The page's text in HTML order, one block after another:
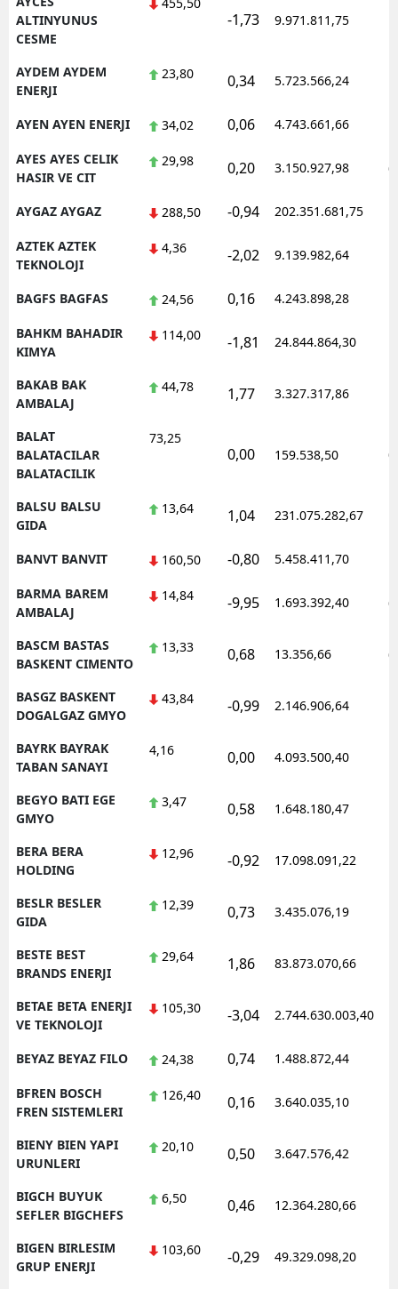
ALTINYUNUS
CESME
-1,73 9.971.811,75
AYDEM AYDEM
ENERJI
23,80 0,34 5.723.566,24
AYEN AYEN ENERJI 34,02 0,06 4.743.661,66
AYES AYES CELIK
HASIR VE CIT
29,98 0,20 3.150.927,98
AYGAZ AYGAZ 288,50 -0,94 202.351.681,75
AZTEK AZTEK
TEKNOLOJI
4,36 -2,02 9.139.982,64
BAGFS BAGFAS 24,56 0,16 4.243.898,28
BAHKM BAHADIR
KIMYA
114,00 -1,81 24.844.864,30
BAKAB BAK
AMBALAJ
44,78 1,77 3.327.317,86
BALAT
BALATACILAR
BALATACILIK
73,25
0,00 159.538,50
BALSU BALSU
GIDA
13,64 1,04 231.075.282,67
BANVT BANVIT 160,50 -0,80 5.458.411,70
BARMA BAREM
AMBALAJ
14,84 -9,95 1.693.392,40
BASCM BASTAS
BASKENT CIMENTO
13,33 0,68 13.356,66
BASGZ BASKENT
DOGALGAZ GMYO
43,84 -0,99 2.146.906,64
BAYRK BAYRAK
TABAN SANAYI
4,16 0,00 4.093.500,40
BEGYO BATI EGE
GMYO
3,47 0,58 1.648.180,47
BERA BERA
HOLDING
12,96 -0,92 17.098.091,22
BESLR BESLER
GIDA
12,39 0,73 3.435.076,19
BESTE BEST
BRANDS ENERJI
29,64 1,86 83.873.070,66
BETAE BETA ENERJI
VE TEKNOLOJI
105,30 -3,04 2.744.630.003,40
BEYAZ BEYAZ FILO 24,38 0,74 1.488.872,44
BFREN BOSCH
FREN SISTEMLERI
126,40 0,16 3.640.035,10
BIENY BIEN YAPI
URUNLERI
20,10 0,50 3.647.576,42
BIGCH BUYUK
SEFLER BIGCHEFS
6,50 0,46 12.364.280,66
BIGEN BIRLESIM
GRUP ENERJI
103,60 -0,29 49.329.098,20